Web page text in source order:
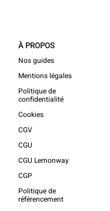
À PROPOS
Nos guides
Mentions légales
Politique de
confidentialité
Cookies
CGV
CGU
CGU Lemonway
CGP
Politique de
référencement